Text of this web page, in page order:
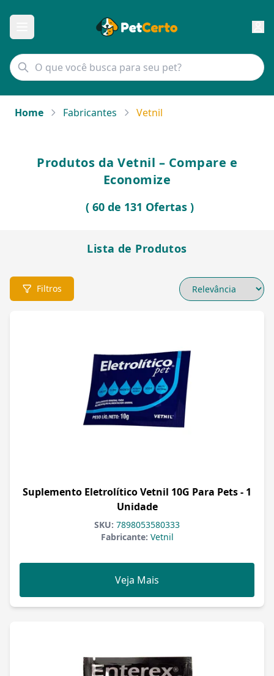
Home Fabricantes Vetnil
Produtos da Vetnil – Compare e
Economize
( 60 de 131 Ofertas )
Lista de Produtos
Filtros
Suplemento Eletrolítico Vetnil 10G Para Pets - 1
Unidade
SKU: 7898053580333
Fabricante: Vetnil
Veja Mais